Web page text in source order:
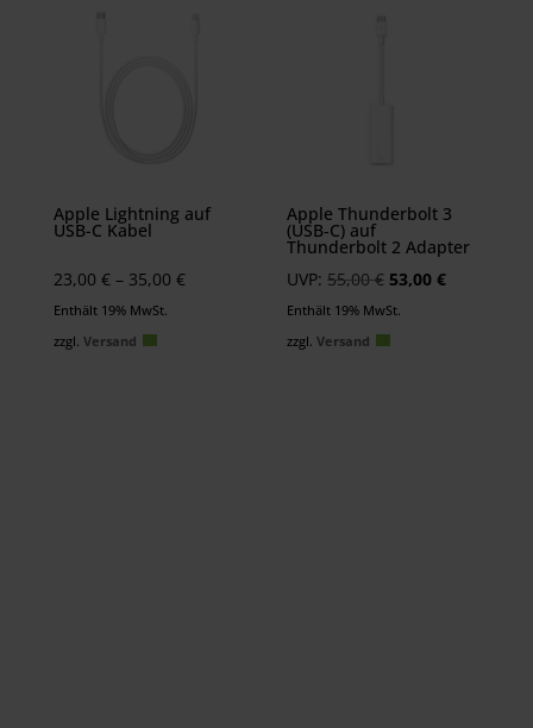
Apple Lightning auf
USB-C Kabel
23,00 € – 35,00 €Preisspanne:
Enthält 19% MwSt.
zzgl. Versand
Apple Thunderbolt 3
(USB‑C) auf
Thunderbolt 2 Adapter
UVP: 55,00€ Ursprünglicher
Preis
war:
53,00€Aktueller
Enthält 19% MwSt.
zzgl.Versand